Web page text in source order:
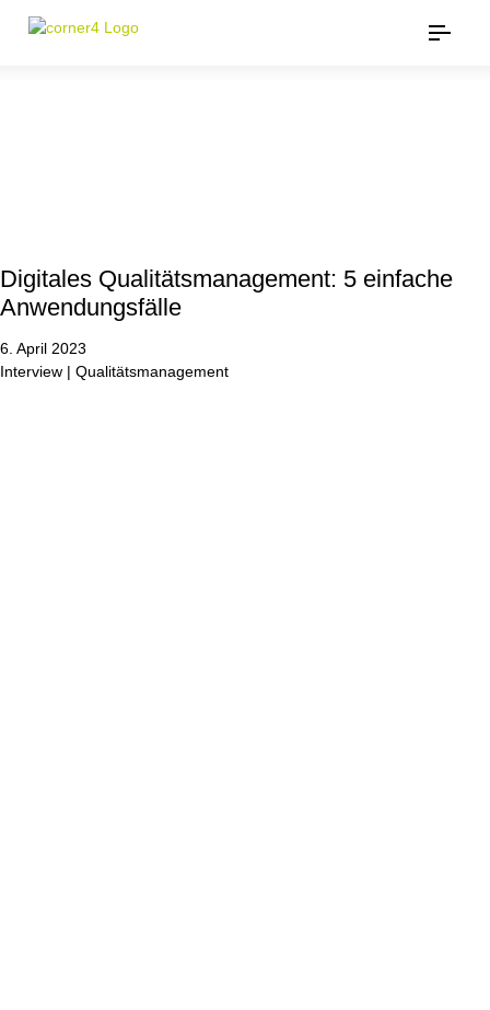
Digitales Qualitätsmanagement: 5 einfache
Anwendungsfälle
6. April 2023
Interview | Qualitätsmanagement